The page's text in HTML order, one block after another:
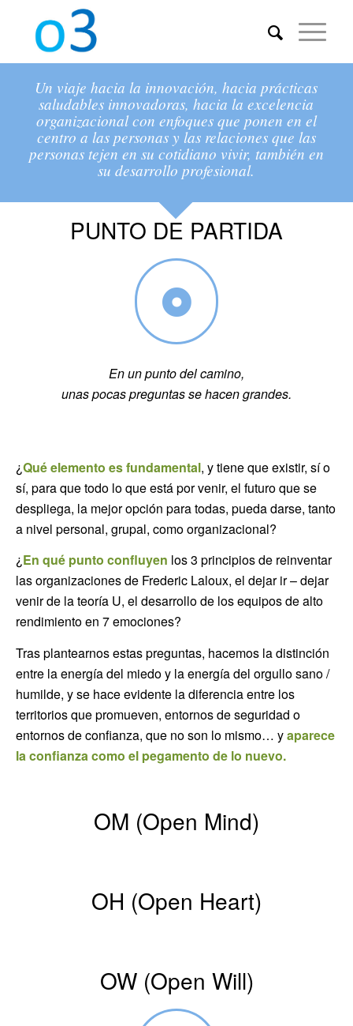
Un viaje hacia la innovación, hacia prácticas
saludables innovadoras, hacia la excelencia
organizacional con enfoques que ponen en el
centro a las personas y las relaciones que las
personas tejen en su cotidiano vivir, también en
su desarrollo profesional.
PUNTO DE PARTIDA
En un punto del camino,
unas pocas preguntas se hacen grandes.
¿Qué elemento es fundamental, y tiene que existir, sí o
sí, para que todo lo que está por venir, el futuro que se
despliega, la mejor opción para todas, pueda darse, tanto
a nivel personal, grupal, como organizacional?
¿En qué punto confluyen los 3 principios de reinventar
las organizaciones de Frederic Laloux, el dejar ir – dejar
venir de la teoría U, el desarrollo de los equipos de alto
rendimiento en 7 emociones?
Tras plantearnos estas preguntas, hacemos la distinción
entre la energía del miedo y la energía del orgullo sano /
humilde, y se hace evidente la diferencia entre los
territorios que promueven, entornos de seguridad o
entornos de confianza, que no son lo mismo… yaparece
la confianza como el pegamento de lo nuevo.
OM (Open Mind)
OH (Open Heart)
OW (Open Will)